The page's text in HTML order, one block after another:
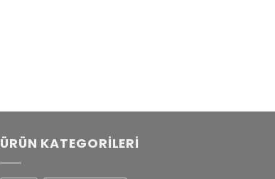
ÜRÜN KATEGORILERI